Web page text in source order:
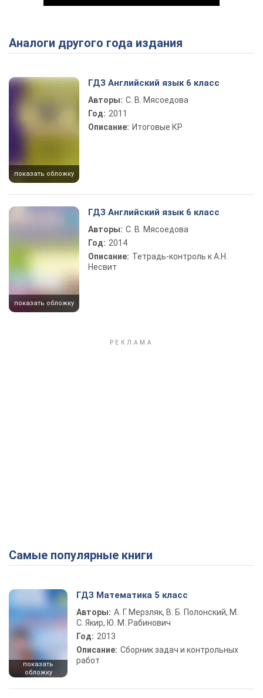
Play Video
Аналоги другого года издания
показать обложку
ГДЗ Английский язык 6 класс
Авторы: С. В. Мясоедова
Год: 2011
Описание: Итоговые КР
показать обложку
ГДЗ Английский язык 6 класс
Авторы: С. В. Мясоедова
Год: 2014
Описание: Тетрадь-контроль к А.Н.
Несвит
Самые популярные книги
показать
обложку
ГДЗ Математика 5 класс
Авторы: А. Г. Мерзляк, В. Б. Полонский, М.
С. Якир, Ю. М. Рабинович
Год: 2013
Описание: Сборник задач и контрольных
работ